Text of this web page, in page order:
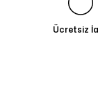
Ücretsiz